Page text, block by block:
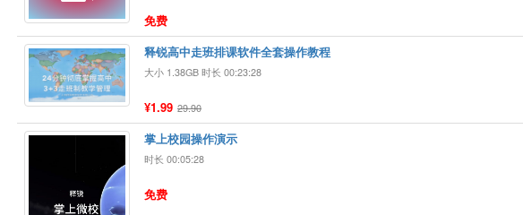
免费
释锐高中走班排课软件全套操作教程
大小 1.38GB 时长 00:23:28
¥1.99 29.90
掌上校园操作演示
时长 00:05:28
免费